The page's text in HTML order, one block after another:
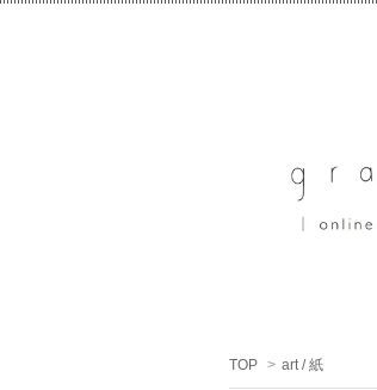
TOP > art / 紙